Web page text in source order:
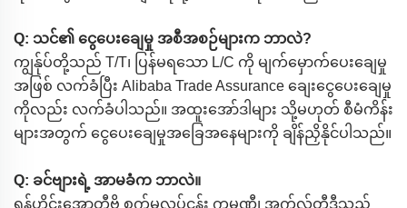
Q: သင်၏ ငွေပေးချေမှု အစီအစဉ်များက ဘာလဲ?
ကျွန်ုပ်တို့သည် T/T၊ ပြန်မရသော L/C ကို မျက်မှောက်ပေးချေမှု
အဖြစ် လက်ခံပြီး Alibaba Trade Assurance ချေးငွေပေးချေမှု
ကိုလည်း လက်ခံပါသည်။ အထူးအော်ဒါများ သို့မဟုတ် စီမံကိန်း
များအတွက် ငွေပေးချေမှုအခြေအနေများကို ချိန်ညှိနိုင်ပါသည်။
Q: ခင်ဗျားရဲ့ အာမခံက ဘာလဲ။
ရှန်ဟိုင်းအော့တီဗို စက်မှုလုပ်ငန်း ကုမ္ပဏီ၊ အက်လ်တီဒီသည်